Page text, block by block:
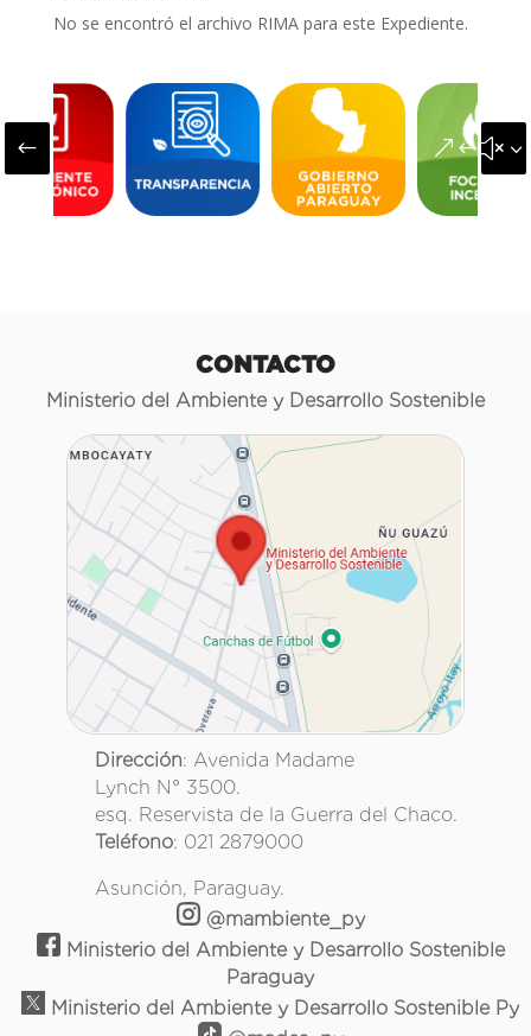
No se encontró el archivo RIMA para este Expediente.
#
CONTACTO
Ministerio del Ambiente y Desarrollo Sostenible
Dirección: Avenida Madame
Lynch N° 3500.
esq. Reservista de la Guerra del Chaco.
Teléfono: 021 2879000
Asunción, Paraguay.
@mambiente_py
Ministerio del Ambiente y Desarrollo Sostenible
Paraguay
Ministerio del Ambiente y Desarrollo Sostenible Py